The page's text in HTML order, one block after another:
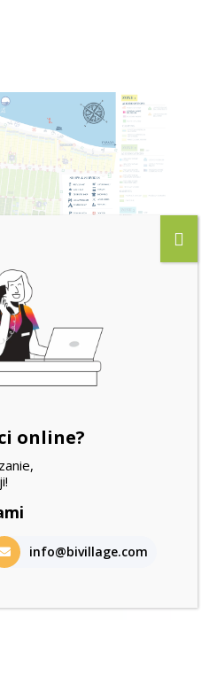
online?
info@bivillage.com